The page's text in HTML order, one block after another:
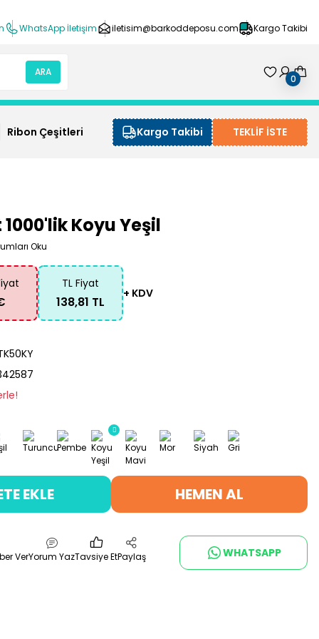
WhatsApp İletişim iletisim@barkoddeposu.com Kargo Takibi
ARA
0
Ribon Çeşitleri Kargo Takibi TEKLİF İSTE
Koyu Yeşil
Oku
TL Fiyat
138,81 TL
+ KDV
EKLE HEMEN AL
VerYorum YazTavsiye EtPaylaş WHATSAPP